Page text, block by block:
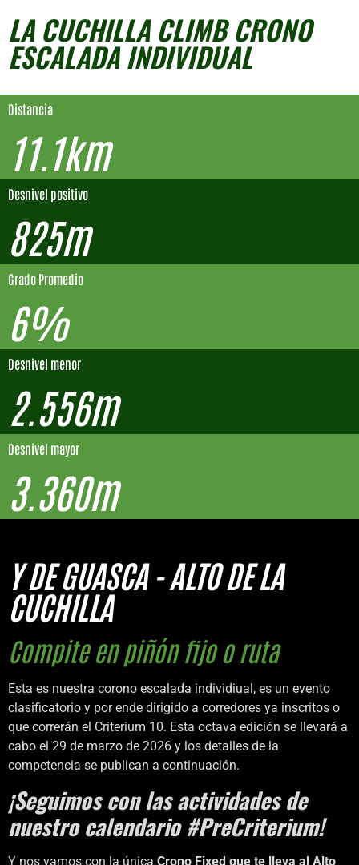
LA CUCHILLA CLIMB CRONO
ESCALADA INDIVIDUAL
Distancia
11.1km
Desnivel positivo
825m
Grado Promedio
6%
Desnivel menor
2.556m
Desnivel mayor
3.360m
Y DE GUASCA - ALTO DE LA
CUCHILLA
Compite en piñón fijo o ruta
Esta es nuestra corono escalada individiual, es un evento
clasificatorio y por ende dirigido a corredores ya inscritos o
que correrán el Criterium 10. Esta octava edición se llevará a
cabo el 29 de marzo de 2026 y los detalles de la
competencia se publican a continuación.
¡Seguimos con las actividades de
nuestro calendario #PreCriterium!
Y nos vamos con la única Crono Fixed que te lleva al Alto